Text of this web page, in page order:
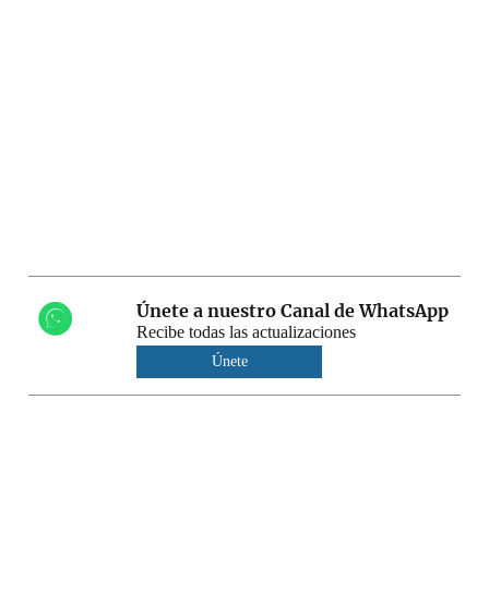
Únete a nuestro Canal de WhatsApp
Recibe todas las actualizaciones
Únete